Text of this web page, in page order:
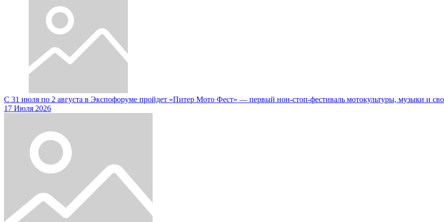
С 31 июля по 2 августа в Экспофоруме пройдет «Питер Мото Фест» — первый нон-стоп-фестиваль мотокультуры, музыки и
17 Июля 2026